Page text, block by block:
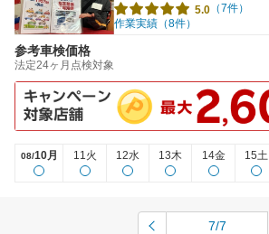
5.0 （7件）
作業実績（8件）
参考車検価格
法定24ヶ月点検対象
08/10月 11火 12水 13木 14金 15土
7/7